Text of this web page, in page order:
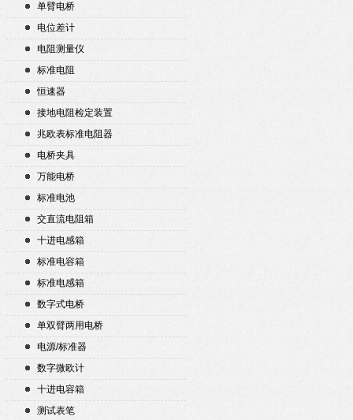
单臂电桥
电位差计
电阻测量仪
标准电阻
恒速器
接地电阻检定装置
兆欧表标准电阻器
电桥夹具
万能电桥
标准电池
交直流电阻箱
十进电感箱
标准电容箱
标准电感箱
数字式电桥
单双臂两用电桥
电源/标准器
数字微欧计
十进电容箱
测试表笔